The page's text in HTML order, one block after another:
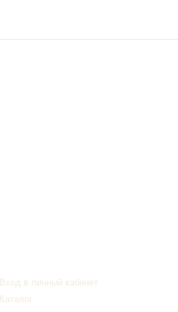
Вход в личный кабинет
Каталог